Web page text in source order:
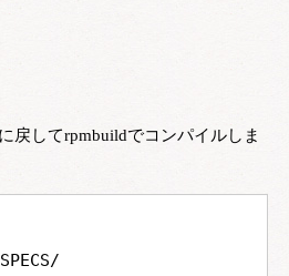
戻してrpmbuildでコンパイルしま